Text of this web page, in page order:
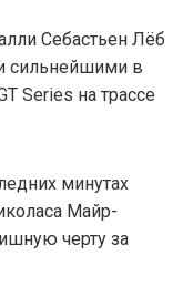
Себастьен Лёб
сильнейшими в
Series на трассе
минутах
Майр-
черту за